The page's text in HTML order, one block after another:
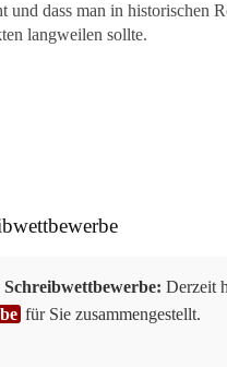
und dass man in historischen
langweilen sollte.
Derzeit
für Sie zusammengestellt.